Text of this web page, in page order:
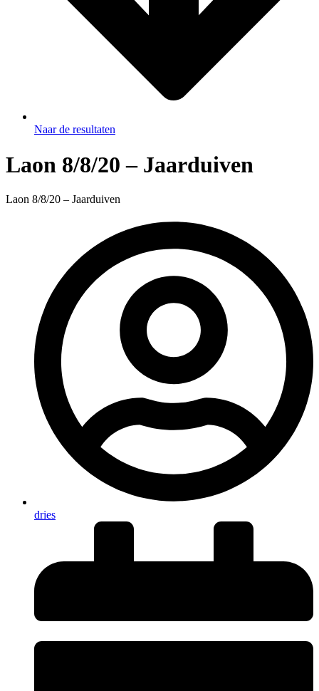
Naar de resultaten
Laon 8/8/20 – Jaarduiven
Laon 8/8/20 – Jaarduiven
dries